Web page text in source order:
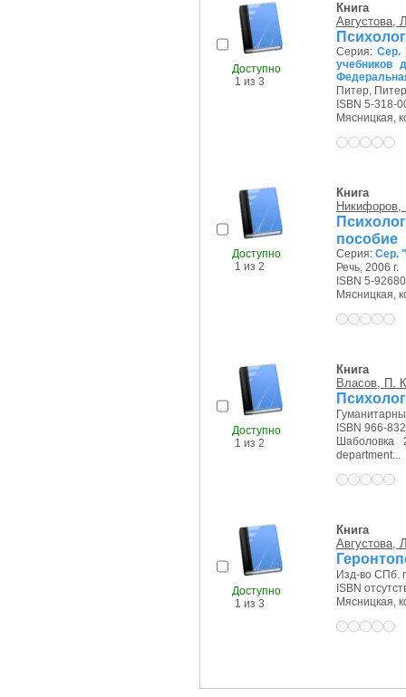
Доступно
1 из 3
Книга
Августова,
Серия:Сер.
учебников
Питер,
ISBN 5-318-
Мясницкая,
Доступно
1 из 2
Книга
Никифоров,
пособие
Серия: Сер.
Речь, 2006 г.
ISBN 5-
Мясницкая,
Доступно
1 из 2
Книга
Власов, П.
ISBN 966-
Шаболовка
department...
Доступно
1 из 3
Книга
Августова,
Изд-во СПб.
ISBN
Мясницкая,